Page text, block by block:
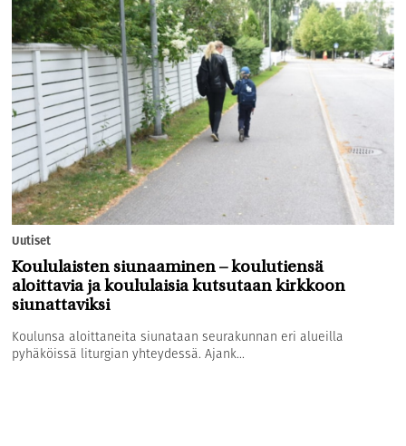
Uutiset
Koululaisten siunaaminen – koulutiensä
aloittavia ja koululaisia kutsutaan kirkkoon
siunattaviksi
Koulunsa aloittaneita siunataan seurakunnan eri alueilla
pyhäköissä liturgian yhteydessä. Ajank...